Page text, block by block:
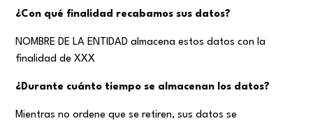
¿Con qué finalidad recabamos sus datos?
NOMBRE DE LA ENTIDAD almacena estos datos con la
finalidad de XXX
¿Durante cuánto tiempo se almacenan los datos?
Mientras no ordene que se retiren, sus datos se